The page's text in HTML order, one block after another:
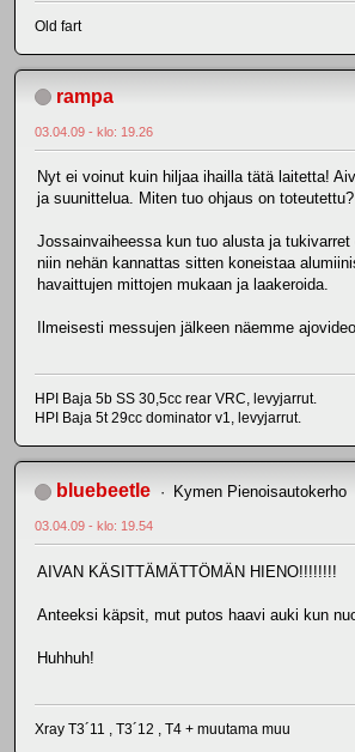
Old fart
rampa
03.04.09 - klo: 19.26
Nyt ei voinut kuin hiljaa ihailla tätä laitetta!
ja suunittelua. Miten tuo ohjaus on toteutettu?
Jossainvaiheessa kun tuo alusta ja tukivarret
niin nehän kannattas sitten koneistaa
havaittujen mittojen mukaan ja laakeroida.
Ilmeisesti messujen jälkeen näemme
HPI Baja 5b SS 30,5cc rear VRC, levyjarrut.
HPI Baja 5t 29cc dominator v1, levyjarrut.
bluebeetle Kymen Pienoisautokerho
03.04.09 - klo: 19.54
AIVAN KÄSITTÄMÄTTÖMÄN HIENO!!!!!!!!
Anteeksi käpsit, mut putos haavi auki kun
Huhhuh!
Xray T3´11 , T3´12 , T4 + muutama muu